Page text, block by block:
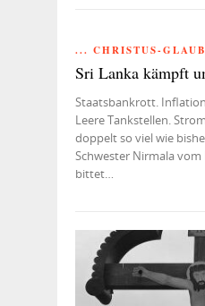
... CHRISTUS-
Sri Lanka kämpft
Staatsbankrott.
Leere Tankstellen.
doppelt so viel wie
Schwester Nirmala vom
bittet…